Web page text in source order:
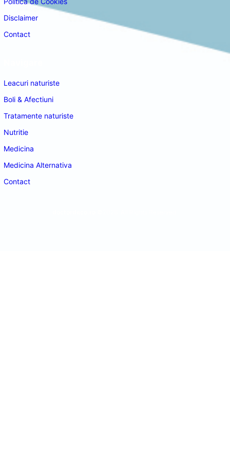
Disclaimer
Contact
Leacuri naturiste
Boli & Afectiuni
Tratamente naturiste
Nutritie
Medicina
Medicina Alternativa
Contact